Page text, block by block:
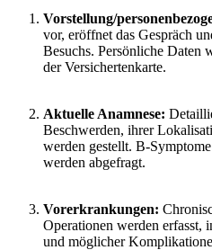
Vorstellung/
vor, eröffnet das Gespräch
Besuchs. Persönliche Daten
der Versichertenkarte.
Aktuelle Anamnese:
Beschwerden, ihrer
werden gestellt. B-
werden abgefragt.
Vorerkrankungen:
Operationen werden erfasst,
und möglicher